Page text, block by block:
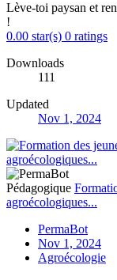
Lève-toi paysan et
!
0.00 star(s) 0 ratings
Downloads
111
Updated
Nov 1, 2024
Pédagogique
agroécologiques...
PermaBot
Nov 1, 2024
Agroécologie